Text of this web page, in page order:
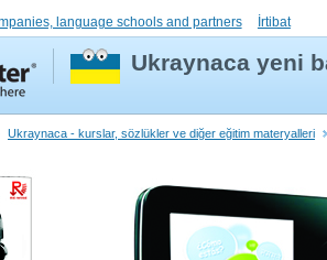
language schools and partners İrtibat
Ukraynaca yeni
Ukraynaca - kurslar, sözlükler ve diğer eğitim materyalleri